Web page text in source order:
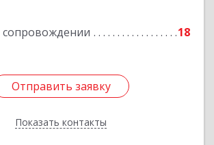
сопровождении 18
Отправить заявку
Показать контакты
Отправить заявку
Назад